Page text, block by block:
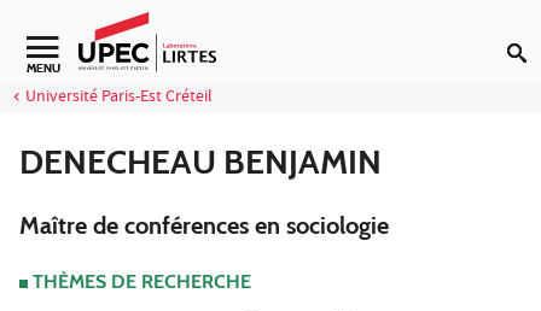
Aller au contenu
Navigation secondaire
MENU
Université Paris-Est Créteil
DENECHEAU BENJAMIN
Maître de conférences en sociologie
THÈMES DE RECHERCHE